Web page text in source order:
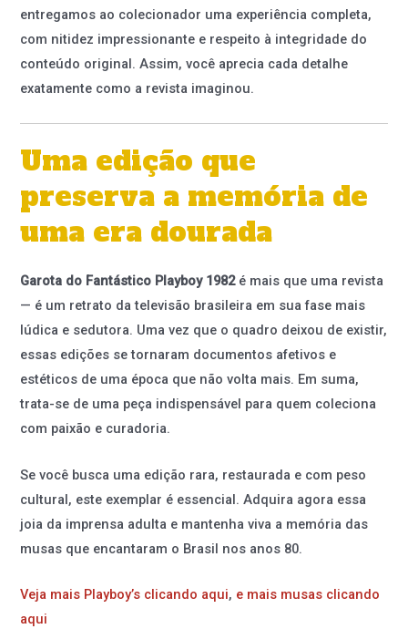
entregamos ao colecionador uma experiência completa,
com nitidez impressionante e respeito à integridade do
conteúdo original. Assim, você aprecia cada detalhe
exatamente como a revista imaginou.
Uma edição que
preserva a memória de
uma era dourada
Garota do Fantástico Playboy 1982é mais que uma revista
— é um retrato da televisão brasileira em sua fase mais
lúdica e sedutora. Uma vez que o quadro deixou de existir,
essas edições se tornaram documentos afetivos e
estéticos de uma época que não volta mais. Em suma,
trata-se de uma peça indispensável para quem coleciona
com paixão e curadoria.
Se você busca uma edição rara, restaurada e com peso
cultural, este exemplar é essencial. Adquira agora essa
joia da imprensa adulta e mantenha viva a memória das
musas que encantaram o Brasil nos anos 80.
Veja mais Playboy’s clicando aqui, e mais musas clicando
aqui